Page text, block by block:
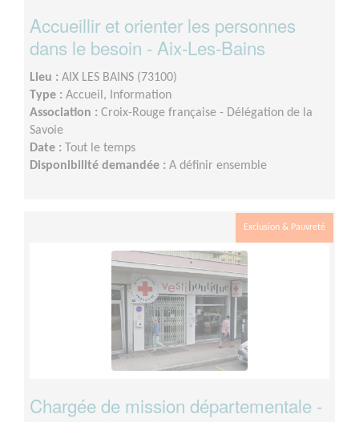
Accueillir et orienter les personnes
dans le besoin - Aix-Les-Bains
Lieu : AIX LES BAINS (73100)
Type : Accueil, Information
Association : Croix-Rouge française - Délégation de la
Savoie
Date : Tout le temps
Disponibilité demandée : A définir ensemble
Exclusion & Pauvreté
Chargée de mission départementale -